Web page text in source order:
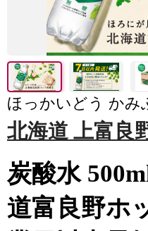
ほっかいどう かみ
北海道 上富良
炭酸水
道富良野ホ